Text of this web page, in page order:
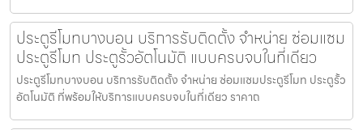
ประตูรีโมทบางบอน บริการรับติดตั้ง จำหน่าย ซ่อมแซม
ประตูรีโมท ประตูรั้วอัตโนมัติ แบบครบจบในที่เดียว
ประตูรีโมทบางบอน บริการรับติดตั้ง จำหน่าย ซ่อมแซมประตูรีโมท ประตูรั้ว
อัตโนมัติ ที่พร้อมให้บริการแบบครบจบในที่เดียว ราคาถ